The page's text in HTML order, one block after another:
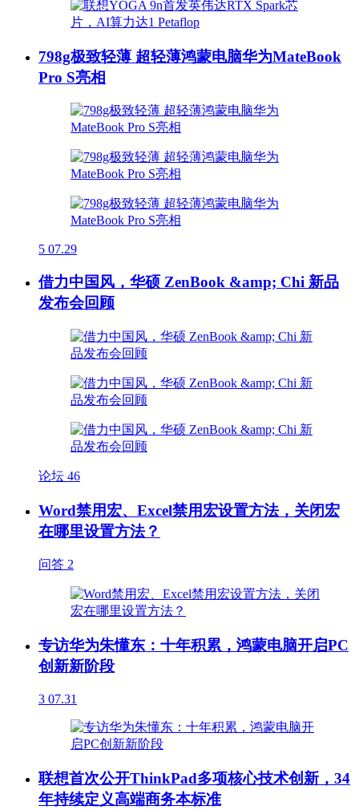
798g极致轻薄 超轻薄鸿蒙电脑华为MateBook
Pro S亮相
5 07.29
借力中国风，华硕 ZenBook &amp; Chi 新品
发布会回顾
论坛 46
Word禁用宏、Excel禁用宏设置方法，关闭宏
在哪里设置方法？
问答 2
专访华为朱懂东：十年积累，鸿蒙电脑开启PC
创新新阶段
3 07.31
联想首次公开ThinkPad多项核心技术创新，34
年持续定义高端商务本标准